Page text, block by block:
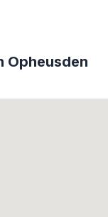
Opheusden